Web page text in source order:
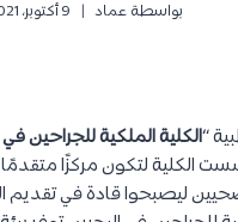
بواسطة عماد 9 أكتوبر، 2021
“الكلية الملكية للجراحين
الكلية لتكون مركزًا
ليصبحوا قادة في تقديم